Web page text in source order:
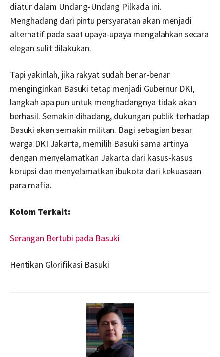
diatur dalam Undang-Undang Pilkada ini.
Menghadang dari pintu persyaratan akan menjadi
alternatif pada saat upaya-upaya mengalahkan secara
elegan sulit dilakukan.
Tapi yakinlah, jika rakyat sudah benar-benar
menginginkan Basuki tetap menjadi Gubernur DKI,
langkah apa pun untuk menghadangnya tidak akan
berhasil. Semakin dihadang, dukungan publik terhadap
Basuki akan semakin militan. Bagi sebagian besar
warga DKI Jakarta, memilih Basuki sama artinya
dengan menyelamatkan Jakarta dari kasus-kasus
korupsi dan menyelamatkan ibukota dari kekuasaan
para mafia.
Kolom Terkait:
Serangan Bertubi pada Basuki
Hentikan Glorifikasi Basuki